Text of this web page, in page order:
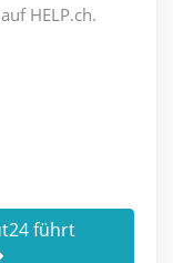
HELP.ch.
führt